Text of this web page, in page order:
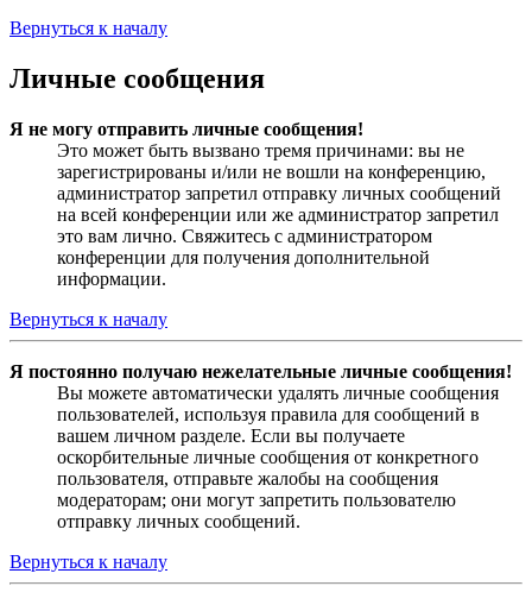
Вернуться к началу
Личные сообщения
Я не могу отправить личные сообщения!
Это может быть вызвано тремя причинами: вы не
зарегистрированы и/или не вошли на конференцию,
администратор запретил отправку личных сообщений
на всей конференции или же администратор запретил
это вам лично. Свяжитесь с администратором
конференции для получения дополнительной
информации.
Вернуться к началу
Я постоянно получаю нежелательные личные сообщения!
Вы можете автоматически удалять личные сообщения
пользователей, используя правила для сообщений в
вашем личном разделе. Если вы получаете
оскорбительные личные сообщения от конкретного
пользователя, отправьте жалобы на сообщения
модераторам; они могут запретить пользователю
отправку личных сообщений.
Вернуться к началу